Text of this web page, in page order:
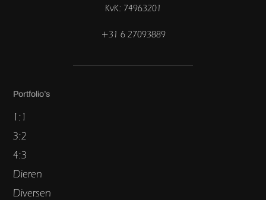
KvK: 74963201
+31 6 27093889
Portfolio’s
1:1
3:2
4:3
Dieren
Diversen